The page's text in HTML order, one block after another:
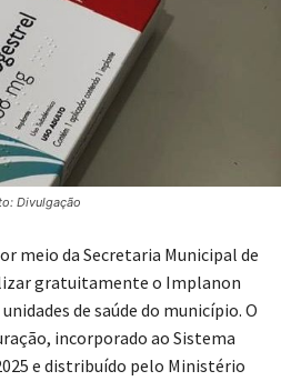
Divulgação
meio da Secretaria Municipal de
gratuitamente o Implanon
de saúde do município. O
incorporado ao Sistema
e distribuído pelo Ministério